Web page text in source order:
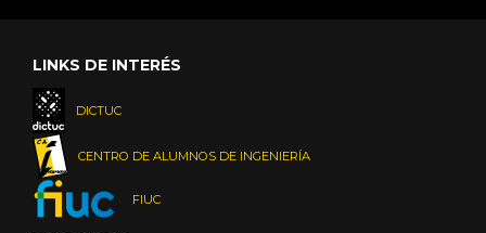
LINKS DE INTERÉS
DICTUC
CENTRO DE ALUMNOS DE INGENIERÍA
FIUC